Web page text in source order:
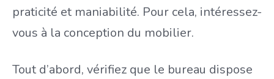
praticité et maniabilité. Pour cela, intéressez-
vous à la conception du mobilier.
Tout d’abord, vérifiez que le bureau dispose